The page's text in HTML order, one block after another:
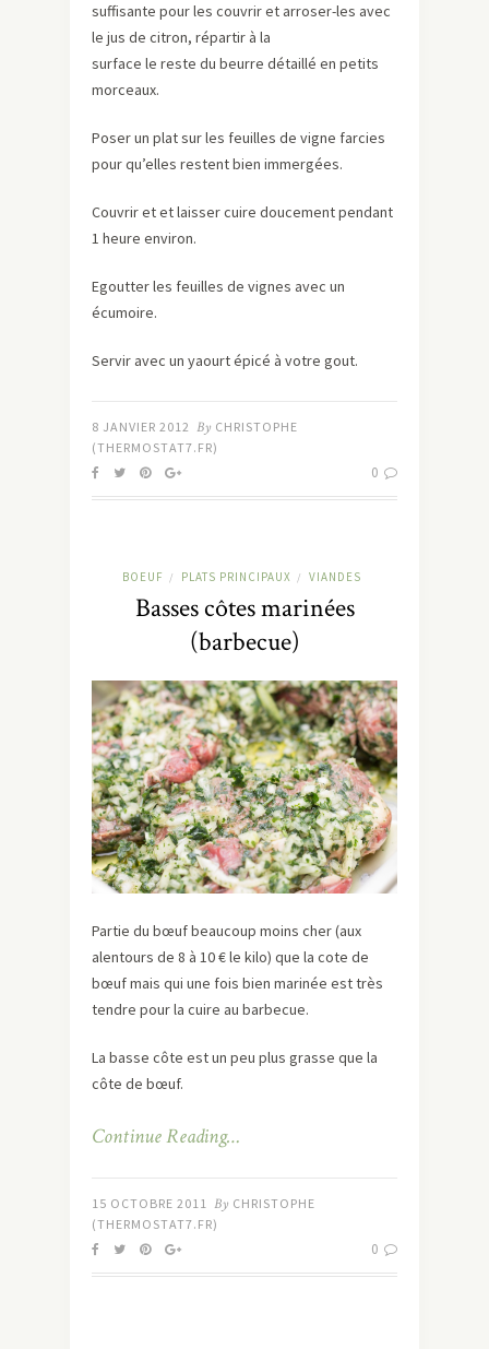
suffisante pour les couvrir et arroser-les avec
le jus de citron, répartir à la
surface le reste du beurre détaillé en petits
morceaux.
Poser un plat sur les feuilles de vigne farcies
pour qu’elles restent bien immergées.
Couvrir etet laisser cuire doucement pendant
1 heure environ.
Egoutter les feuilles de vignes avec un
écumoire.
Servir avec un yaourt épicé à votre gout.
8 JANVIER 2012 By CHRISTOPHE
(THERMOSTAT7.FR)
0
BOEUF / PLATS PRINCIPAUX / VIANDES
Basses côtes marinées
(barbecue)
Partie du bœuf beaucoup moins cher (aux
alentours de 8 à 10 € le kilo) que la cote de
bœuf mais qui une fois bien marinée est très
tendre pour la cuire au barbecue.
La basse côte est un peu plus grasse que la
côte de bœuf.
Continue Reading…
15 OCTOBRE 2011 By CHRISTOPHE
(THERMOSTAT7.FR)
0